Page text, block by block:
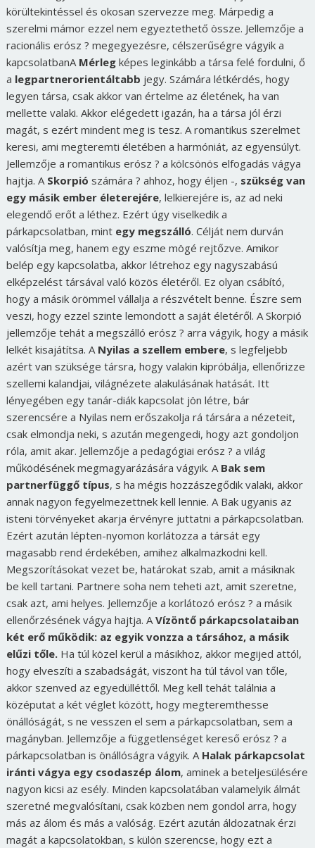
körültekintéssel és okosan szervezze meg. Márpedig a
szerelmi mámor ezzel nem egyeztethető össze. Jellemzője a
racionális erósz ? megegyezésre, célszerűségre vágyik a
kapcsolatbanA Mérleg képes leginkább a társa felé fordulni, ő
a legpartnerorientáltabb jegy. Számára létkérdés, hogy
legyen társa, csak akkor van értelme az életének, ha van
mellette valaki. Akkor elégedett igazán, ha a társa jól érzi
magát, s ezért mindent meg is tesz. A romantikus szerelmet
keresi, ami megteremti életében a harmóniát, az egyensúlyt.
Jellemzője a romantikus erósz ? a kölcsönös elfogadás vágya
hajtja. A Skorpió számára ? ahhoz, hogy éljen -, szükség van
egy másik ember életerejére, lelkierejére is, az ad neki
elegendő erőt a léthez. Ezért úgy viselkedik a
párkapcsolatban, mint egy megszálló. Célját nem durván
valósítja meg, hanem egy eszme mögé rejtőzve. Amikor
belép egy kapcsolatba, akkor létrehoz egy nagyszabású
elképzelést társával való közös életéről. Ez olyan csábító,
hogy a másik örömmel vállalja a részvételt benne. Észre sem
veszi, hogy ezzel szinte lemondott a saját életéről. A Skorpió
jellemzője tehát a megszálló erósz ? arra vágyik, hogy a másik
lelkét kisajátítsa. A Nyilas a szellem embere, s legfeljebb
azért van szüksége társra, hogy valakin kipróbálja, ellenőrizze
szellemi kalandjai, világnézete alakulásának hatását. Itt
lényegében egy tanár-diák kapcsolat jön létre, bár
szerencsére a Nyilas nem erőszakolja rá társára a nézeteit,
csak elmondja neki, s azután megengedi, hogy azt gondoljon
róla, amit akar. Jellemzője a pedagógiai erósz ? a világ
működésének megmagyarázására vágyik. A Bak sem
partnerfüggő típus, s ha mégis hozzászegődik valaki, akkor
annak nagyon fegyelmezettnek kell lennie. A Bak ugyanis az
isteni törvényeket akarja érvényre juttatni a párkapcsolatban.
Ezért azután lépten-nyomon korlátozza a társát egy
magasabb rend érdekében, amihez alkalmazkodni kell.
Megszorításokat vezet be, határokat szab, amit a másiknak
be kell tartani. Partnere soha nem teheti azt, amit szeretne,
csak azt, ami helyes. Jellemzője a korlátozó erósz ? a másik
ellenőrzésének vágya hajtja. AVízöntő párkapcsolataiban
két erő működik: az egyik vonzza a társához, a másik
elűzi tőle.Ha túl közel kerül a másikhoz, akkor megijed attól,
hogy elveszíti a szabadságát, viszont ha túl távol van tőle,
akkor szenved az egyedülléttől. Meg kell tehát találnia a
középutat a két véglet között, hogy megteremthesse
önállóságát, s ne vesszen el sem a párkapcsolatban, sem a
magányban. Jellemzője a függetlenséget kereső erósz ? a
párkapcsolatban is önállóságra vágyik. A Halak párkapcsolat
iránti vágya egy csodaszép álom, aminek a beteljesülésére
nagyon kicsi az esély. Minden kapcsolatában valamelyik álmát
szeretné megvalósítani, csak közben nem gondol arra, hogy
más az álom és más a valóság. Ezért azután áldozatnak érzi
magát a kapcsolatokban, s külön szerencse, hogy ezt a